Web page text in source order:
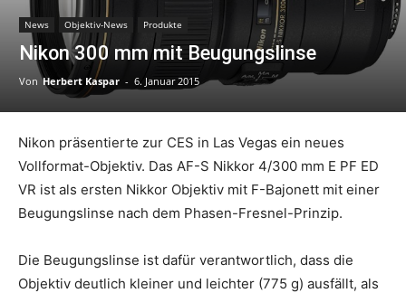
News Objektiv-News Produkte
Nikon 300 mm mit Beugungslinse
Von Herbert Kaspar - 6. Januar 2015
Nikon präsentierte zur CES in Las Vegas ein neues
Vollformat-Objektiv. Das AF-S Nikkor 4/300 mm E PF ED
VR ist als ersten Nikkor Objektiv mit F-Bajonett mit einer
Beugungslinse nach dem Phasen-Fresnel-Prinzip.
Die Beugungslinse ist dafür verantwortlich, dass die
Objektiv deutlich kleiner und leichter (775 g) ausfällt, als